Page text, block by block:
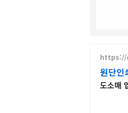
https://
원단인
도소매